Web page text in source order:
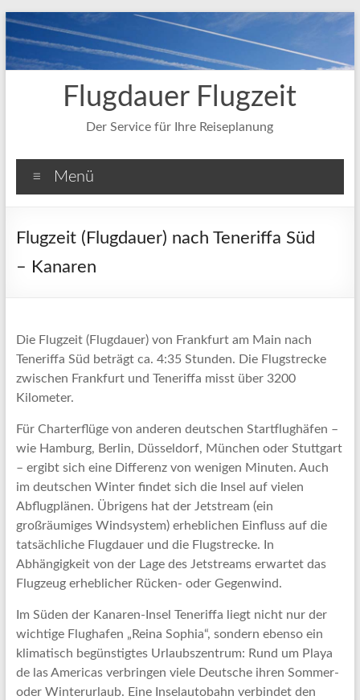
Zum
Inhalt
springen
Flugdauer Flugzeit
Der Service für Ihre Reiseplanung
Menü
Flugzeit (Flugdauer) nach Teneriffa Süd
– Kanaren
Die Flugzeit (Flugdauer) von Frankfurt am Main nach
Teneriffa Süd beträgt ca. 4:35 Stunden. Die Flugstrecke
zwischen Frankfurt und Teneriffa misst über 3200
Kilometer.
Für Charterflüge von anderen deutschen Startflughäfen –
wie Hamburg, Berlin, Düsseldorf, München oder Stuttgart
– ergibt sich eine Differenz von wenigen Minuten. Auch
im deutschen Winter findet sich die Insel auf vielen
Abflugplänen. Übrigens hat der Jetstream (ein
großräumiges Windsystem) erheblichen Einfluss auf die
tatsächliche Flugdauer und die Flugstrecke. In
Abhängigkeit von der Lage des Jetstreams erwartet das
Flugzeug erheblicher Rücken- oder Gegenwind.
Im Süden der Kanaren-Insel Teneriffa liegt nicht nur der
wichtige Flughafen „Reina Sophia“, sondern ebenso ein
klimatisch begünstigtes Urlaubszentrum: Rund um Playa
de las Americas verbringen viele Deutsche ihren Sommer-
oder Winterurlaub. Eine Inselautobahn verbindet den